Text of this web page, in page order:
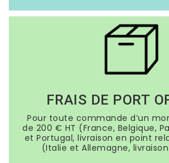
FRAIS DE PORT
Pour toute commande d’un
de 200 € HT (France, Belgique,
et Portugal, livraison en point
(Italie et Allemagne,